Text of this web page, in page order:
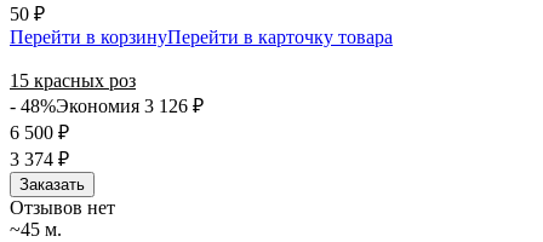
50 ₽
Перейти в корзинуПерейти в карточку товара
15 красных роз
- 48%Экономия 3 126 ₽
6 500 ₽
3 374 ₽
Заказать
Отзывов нет
~45 м.